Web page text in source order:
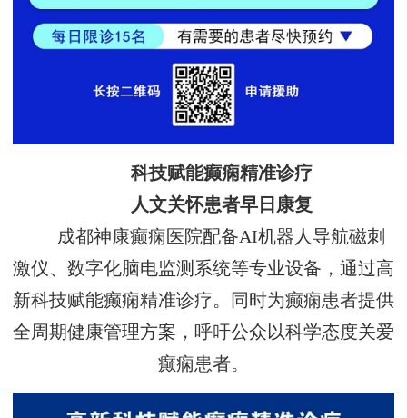
科技赋能癫痫精准诊疗
人文关怀患者早日康复
成都神康癫痫医院配备AI机器人导航磁刺
激仪、数字化脑电监测系统等专业设备，通过高
新科技赋能癫痫精准诊疗。同时为癫痫患者提供
全周期健康管理方案，呼吁公众以科学态度关爱
癫痫患者。